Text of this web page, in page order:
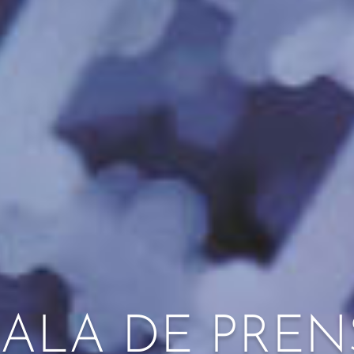
DE